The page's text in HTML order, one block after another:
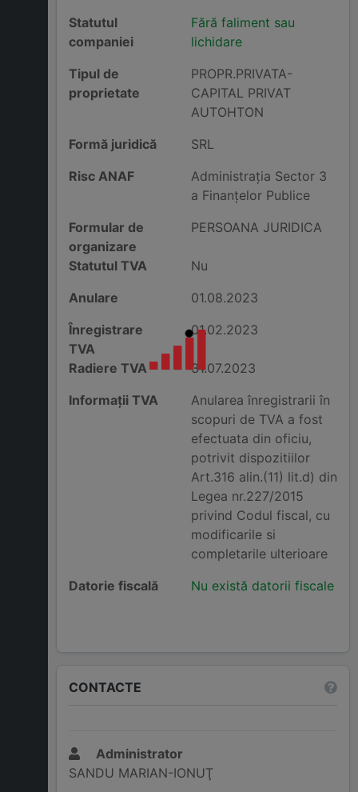
Statutul
companiei
Fără faliment sau
lichidare
Tipul de
proprietate
PROPR.PRIVATA-
CAPITAL PRIVAT
AUTOHTON
Formă juridică
SRL
Risc ANAF
Administraţia Sector 3
a Finanţelor Publice
Formular de
organizare
PERSOANA JURIDICA
Statutul TVA
Nu
Anulare
01.08.2023
Înregistrare
TVA
01.02.2023
Radiere TVA
31.07.2023
Informații TVA
Anularea înregistrarii în
scopuri de TVA a fost
efectuata din oficiu,
potrivit dispozitiilor
Art.316 alin.(11) lit.d) din
Legea nr.227/2015
privind Codul fiscal, cu
modificarile si
completarile ulterioare
Datorie fiscală
Nu există datorii fiscale
CONTACTE
Administrator
SANDU MARIAN-IONUŢ